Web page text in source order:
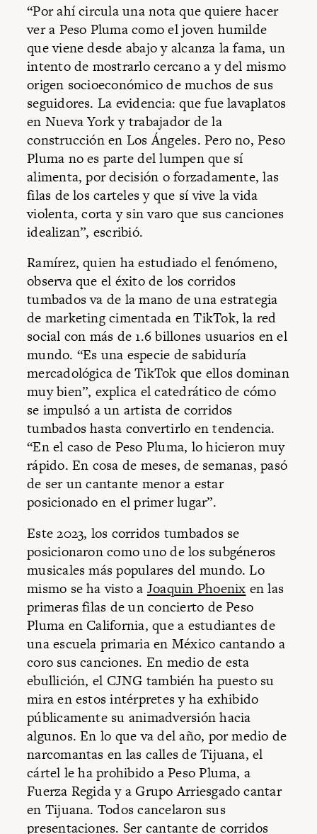
“Por ahí circula una nota que quiere hacer
ver a Peso Pluma como el joven humilde
que viene desde abajo y alcanza la fama, un
intento de mostrarlo cercano a y del mismo
origen socioeconómico de muchos de sus
seguidores. La evidencia: que fue lavaplatos
en Nueva York y trabajador de la
construcción en Los Ángeles. Pero no, Peso
Pluma no es parte del lumpen que sí
alimenta, por decisión o forzadamente, las
filas de los carteles y que sí vive la vida
violenta, corta y sin varo que sus canciones
idealizan”, escribió.
Ramírez, quien ha estudiado el fenómeno,
observa que el éxito de los corridos
tumbados va de la mano de una estrategia
de marketing cimentada en TikTok, la red
social con más de 1.6 billones usuarios en el
mundo. “Es una especie de sabiduría
mercadológica de TikTok que ellos dominan
muy bien”, explica el catedrático de cómo
se impulsó a un artista de corridos
tumbados hasta convertirlo en tendencia.
“En el caso de Peso Pluma, lo hicieron muy
rápido. En cosa de meses, de semanas, pasó
de ser un cantante menor a estar
posicionado en el primer lugar”.
Este 2023, los corridos tumbados se
posicionaron como uno de los subgéneros
musicales más populares del mundo. Lo
mismo se ha visto a Joaquin Phoenix en las
primeras filas de un concierto de Peso
Pluma en California, que a estudiantes de
una escuela primaria en México cantando a
coro sus canciones. En medio de esta
ebullición, el CJNG también ha puesto su
mira en estos intérpretes y ha exhibido
públicamente su animadversión hacia
algunos. En lo que va del año, por medio de
narcomantas en las calles de Tijuana, el
cártel le ha prohibido a Peso Pluma, a
Fuerza Regida y a Grupo Arriesgado cantar
en Tijuana. Todos cancelaron sus
presentaciones. Ser cantante de corridos